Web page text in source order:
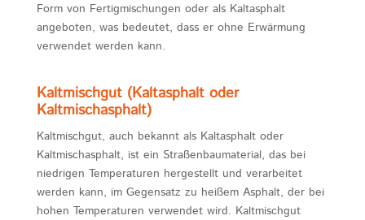
Form von Fertigmischungen oder als Kaltasphalt
angeboten, was bedeutet, dass er ohne Erwärmung
verwendet werden kann.
Kaltmischgut (Kaltasphalt oder
Kaltmischasphalt)
Kaltmischgut, auch bekannt als Kaltasphalt oder
Kaltmischasphalt, ist ein Straßenbaumaterial, das bei
niedrigen Temperaturen hergestellt und verarbeitet
werden kann, im Gegensatz zu heißem Asphalt, der bei
hohen Temperaturen verwendet wird. Kaltmischgut